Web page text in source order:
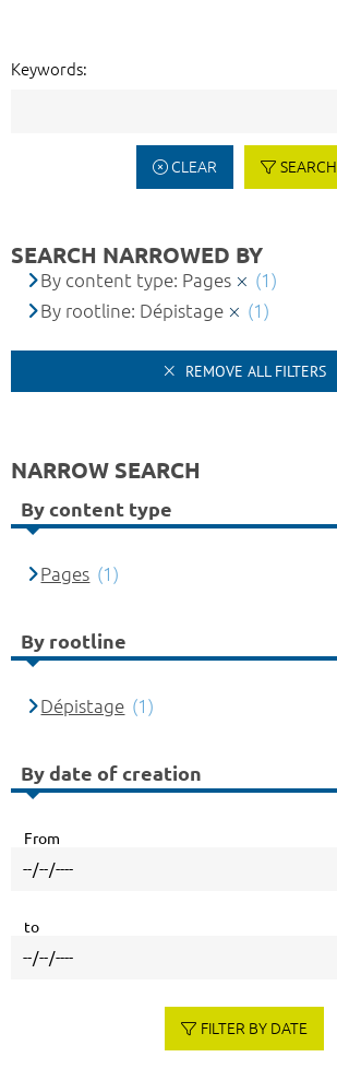
Keywords:
CLEAR SEARCH
SEARCH NARROWED BY
By content type: Pages
(1)
By rootline: Dépistage
(1)
REMOVE ALL FILTERS
NARROW SEARCH
By content type
Pages (1)
By rootline
Dépistage (1)
By date of creation
From
to
FILTER BY DATE